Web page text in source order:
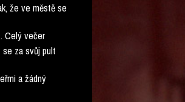
že ve městě se
Celý večer
za svůj pult
a žádný